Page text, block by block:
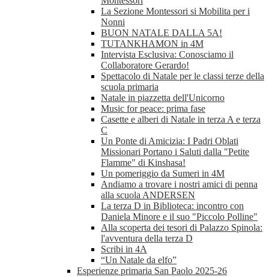
La Sezione Montessori si Mobilita per i
Nonni
BUON NATALE DALLA 5A!
TUTANKHAMON in 4M
Intervista Esclusiva: Conosciamo il
Collaboratore Gerardo!
Spettacolo di Natale per le classi terze della
scuola primaria
Natale in piazzetta dell'Unicorno
Music for peace: prima fase
Casette e alberi di Natale in terza A e terza
C
Un Ponte di Amicizia: I Padri Oblati
Missionari Portano i Saluti dalla "Petite
Flamme" di Kinshasa!
Un pomeriggio da Sumeri in 4M
Andiamo a trovare i nostri amici di penna
alla scuola ANDERSEN
La terza D in Biblioteca: incontro con
Daniela Minore e il suo "Piccolo Polline"
Alla scoperta dei tesori di Palazzo Spinola:
l'avventura della terza D
Scribi in 4A
“Un Natale da elfo”
Esperienze primaria San Paolo 2025-26